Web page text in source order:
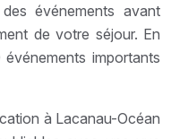
événements avant
de votre séjour. En
importants
à Lacanau-Océan